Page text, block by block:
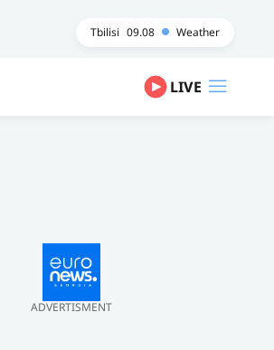
Tbilisi 09.08 Weather
LIVE
ADVERTISMENT